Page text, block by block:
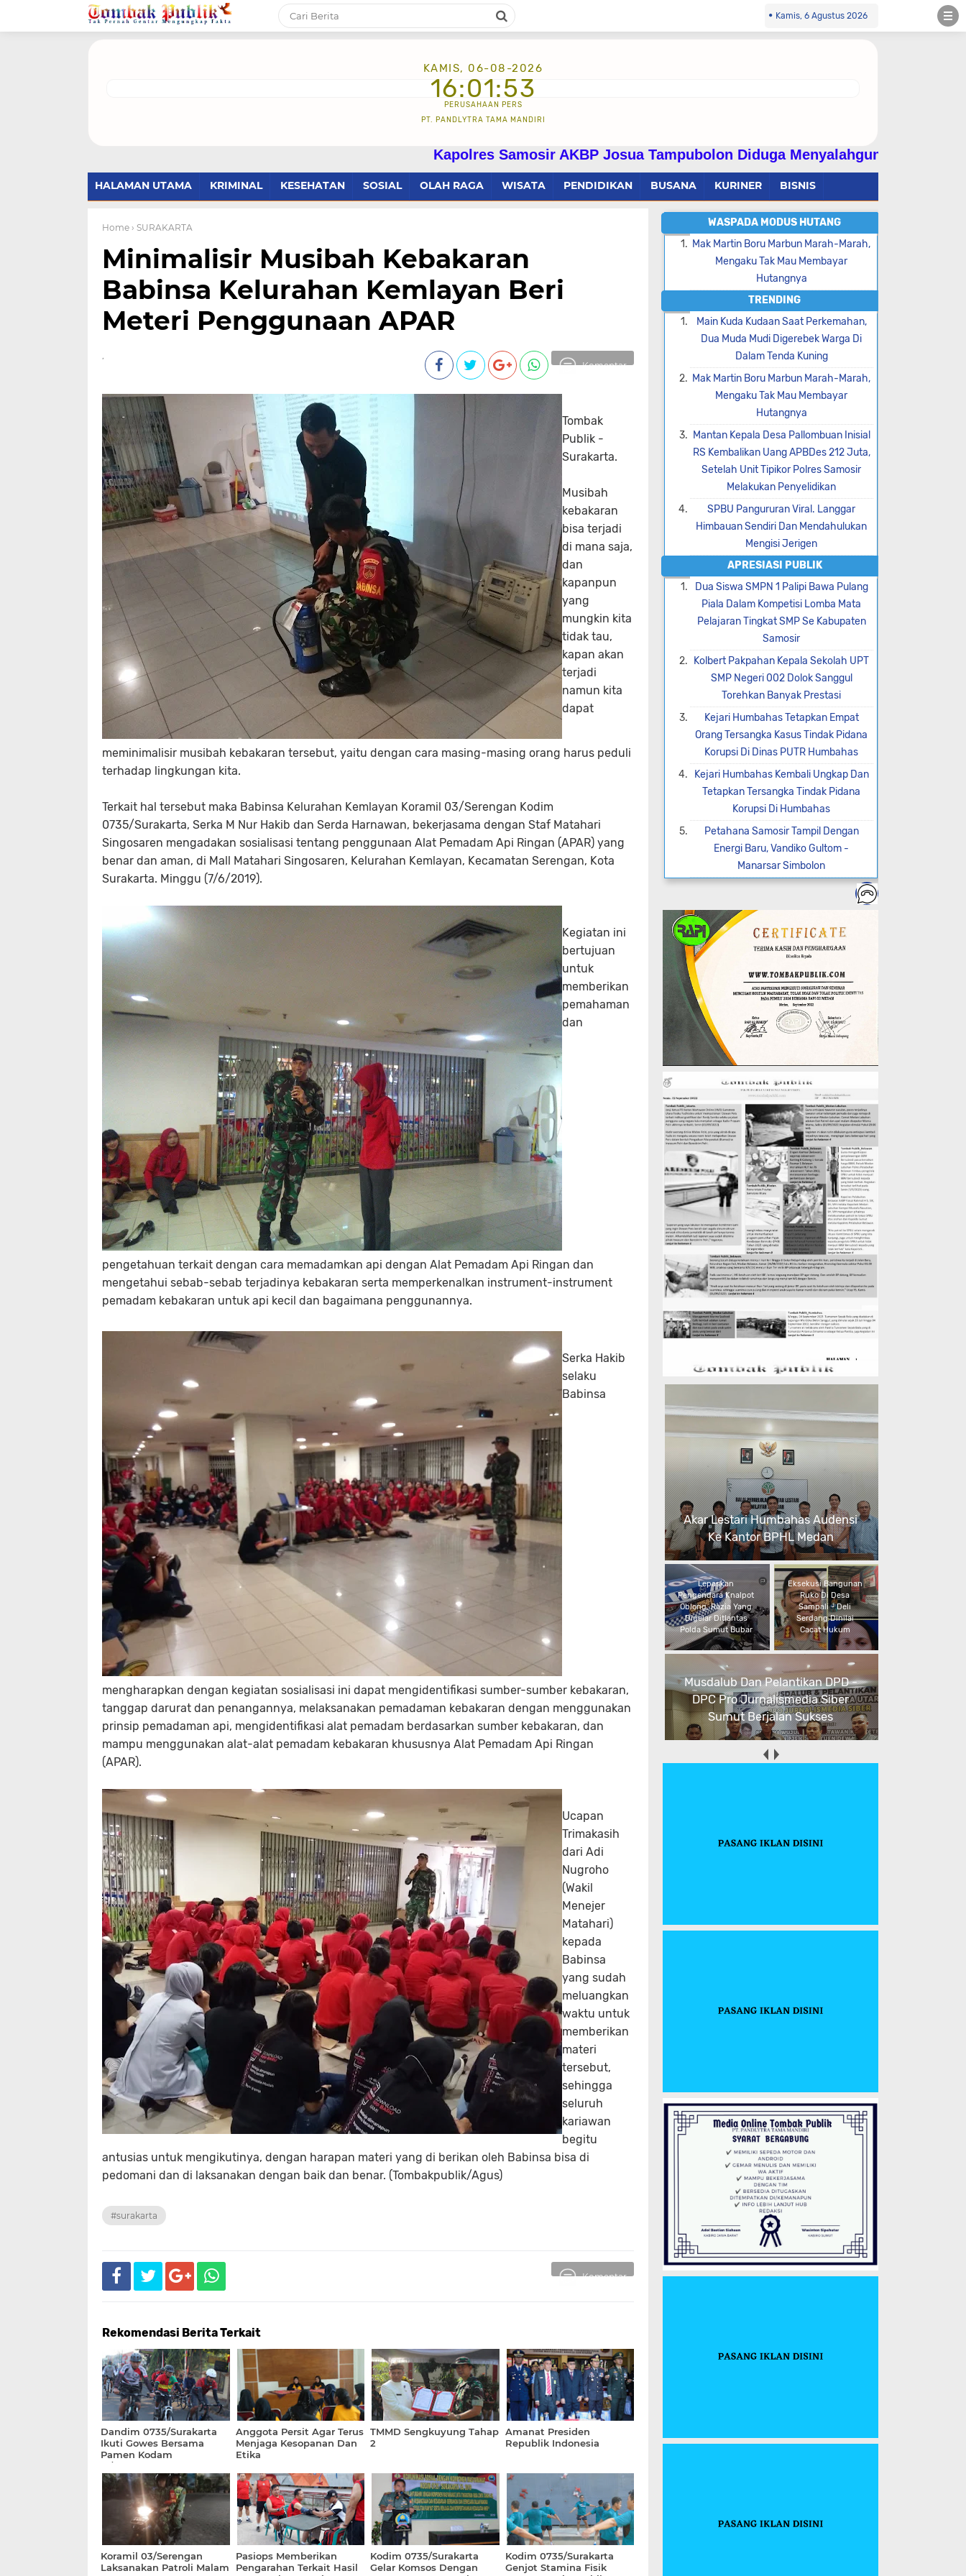
Kamis, 6 Agustus 2026
KAMIS, 06-08-2026
16:01:55
PERUSAHAAN PERS
PT. PANDLYTRA TAMA MANDIRI
Kapolres Samosir AKBP Josua Tampubolon Diduga Menyalahgunakan Wewenang Dan
HALAMAN UTAMA KRIMINAL KESEHATAN SOSIAL OLAH RAGA WISATA PENDIDIKAN BUSANA KURINER BISNIS
Home › SURAKARTA
Minimalisir Musibah Kebakaran
Babinsa Kelurahan Kemlayan Beri
Meteri Penggunaan APAR
Komentar
Tombak
Publik -
Surakarta.
Musibah
kebakaran
bisa terjadi
di mana saja,
dan
kapanpun
yang
mungkin kita
tidak tau,
kapan akan
terjadi
namun kita
dapat
meminimalisir musibah kebakaran tersebut, yaitu dengan cara masing-masing orang harus peduli
terhadap lingkungan kita.
Terkait hal tersebut maka Babinsa Kelurahan Kemlayan Koramil 03/Serengan Kodim
0735/Surakarta, Serka M Nur Hakib dan Serda Harnawan, bekerjasama dengan Staf Matahari
Singosaren mengadakan sosialisasi tentang penggunaan Alat Pemadam Api Ringan (APAR) yang
benar dan aman, di Mall Matahari Singosaren, Kelurahan Kemlayan, Kecamatan Serengan, Kota
Surakarta. Minggu (7/6/2019).
Kegiatan ini
bertujuan
untuk
memberikan
pemahaman
dan
pengetahuan terkait dengan cara memadamkan api dengan Alat Pemadam Api Ringan dan
mengetahui sebab-sebab terjadinya kebakaran serta memperkenalkan instrument-instrument
pemadam kebakaran untuk api kecil dan bagaimana penggunannya.
Serka Hakib
selaku
Babinsa
mengharapkan dengan kegiatan sosialisasi ini dapat mengidentifikasi sumber-sumber kebakaran,
tanggap darurat dan penangannya, melaksanakan pemadaman kebakaran dengan menggunakan
prinsip pemadaman api, mengidentifikasi alat pemadam berdasarkan sumber kebakaran, dan
mampu menggunakan alat-alat pemadam kebakaran khususnya Alat Pemadam Api Ringan
(APAR).
Ucapan
Trimakasih
dari Adi
Nugroho
(Wakil
Menejer
Matahari)
kepada
Babinsa
yang sudah
meluangkan
waktu untuk
memberikan
materi
tersebut,
sehingga
seluruh
kariawan
begitu
antusias untuk mengikutinya, dengan harapan materi yang di berikan oleh Babinsa bisa di
pedomani dan di laksanakan dengan baik dan benar. (Tombakpublik/Agus)
#surakarta
Komentar
Rekomendasi Berita Terkait
Dandim 0735/Surakarta
Ikuti Gowes Bersama
Pamen Kodam
IV/Diponegoro
Anggota Persit Agar Terus
Menjaga Kesopanan Dan
Etika
TMMD Sengkuyung Tahap
2
Amanat Presiden
Republik Indonesia
Koramil 03/Serengan
Laksanakan Patroli Malam
Pasiops Memberikan
Pengarahan Terkait Hasil
Kodim 0735/Surakarta
Gelar Komsos Dengan
Kodim 0735/Surakarta
Genjot Stamina Fisik
WASPADA MODUS HUTANG
Mak Martin Boru Marbun Marah-Marah,
Mengaku Tak Mau Membayar
Hutangnya
TRENDING
Main Kuda Kudaan Saat Perkemahan,
Dua Muda Mudi Digerebek Warga Di
Dalam Tenda Kuning
Mak Martin Boru Marbun Marah-Marah,
Mengaku Tak Mau Membayar
Hutangnya
Mantan Kepala Desa Pallombuan Inisial
RS Kembalikan Uang APBDes 212 Juta,
Setelah Unit Tipikor Polres Samosir
Melakukan Penyelidikan
SPBU Pangururan Viral. Langgar
Himbauan Sendiri Dan Mendahulukan
Mengisi Jerigen
APRESIASI PUBLIK
Dua Siswa SMPN 1 Palipi Bawa Pulang
Piala Dalam Kompetisi Lomba Mata
Pelajaran Tingkat SMP Se Kabupaten
Samosir
Kolbert Pakpahan Kepala Sekolah UPT
SMP Negeri 002 Dolok Sanggul
Torehkan Banyak Prestasi
Kejari Humbahas Tetapkan Empat
Orang Tersangka Kasus Tindak Pidana
Korupsi Di Dinas PUTR Humbahas
Kejari Humbahas Kembali Ungkap Dan
Tetapkan Tersangka Tindak Pidana
Korupsi Di Humbahas
Petahana Samosir Tampil Dengan
Energi Baru, Vandiko Gultom -
Manarsar Simbolon
Akar Lestari Humbahas Audensi
Ke Kantor BPHL Medan
Lepaskan
Pengendara Knalpot
Oblong, Razia Yang
Digelar Ditlantas
Polda Sumut Bubar
Eksekusi Bangunan
Ruko Di Desa
Sampali - Deli
Serdang Dinilai
Cacat Hukum
Musdalub Dan Pelantikan DPD -
DPC Pro Jurnalismedia Siber
Sumut Berjalan Sukses